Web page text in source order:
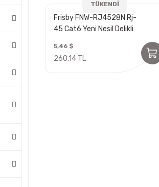
TÜKENDİ
Frisby FNW-RJ4528N Rj-
45 Cat6 Yeni Nesil Delikli
5,46 $
260,14 TL